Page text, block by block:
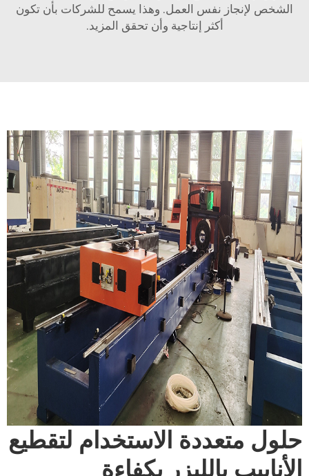
الشخص لإنجاز نفس العمل. وهذا يسمح للشركات بأن تكون
أكثر إنتاجية وأن تحقق المزيد.
حلول متعددة الاستخدام لتقطيع
الأنابيب بالليزر بكفاءة